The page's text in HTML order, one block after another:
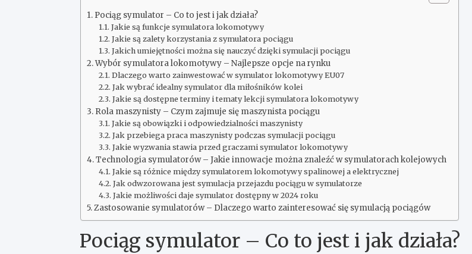
Pociąg symulator – Co to jest i jak działa?
Jakie są funkcje symulatora lokomotywy
Jakie są zalety korzystania z symulatora pociągu
Jakich umiejętności można się nauczyć dzięki symulacji pociągu
Wybór symulatora lokomotywy – Najlepsze opcje na rynku
Dlaczego warto zainwestować w symulator lokomotywy EU07
Jak wybrać idealny symulator dla miłośników kolei
Jakie są dostępne terminy i tematy lekcji symulatora lokomotywy
Rola maszynisty – Czym zajmuje się maszynista pociągu
Jakie są obowiązki i odpowiedzialności maszynisty
Jak przebiega praca maszynisty podczas symulacji pociągu
Jakie wyzwania stawia przed graczami symulator lokomotywy
Technologia symulatorów – Jakie innowacje można znaleźć w symulatorach kolejowych
Jakie są różnice między symulatorem lokomotywy spalinowej a elektrycznej
Jak odwzorowana jest symulacja przejazdu pociągu w symulatorze
Jakie możliwości daje symulator dostępny w 2024 roku
Zastosowanie symulatorów – Dlaczego warto zainteresować się symulacją pociągów
Pociąg symulator – Co to jest i jak działa?